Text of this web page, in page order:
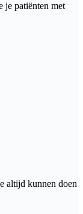
je patiënten met
altijd kunnen doen